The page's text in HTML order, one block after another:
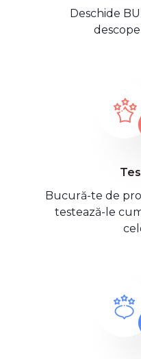
Deschide
Bucură-te de
testează-le